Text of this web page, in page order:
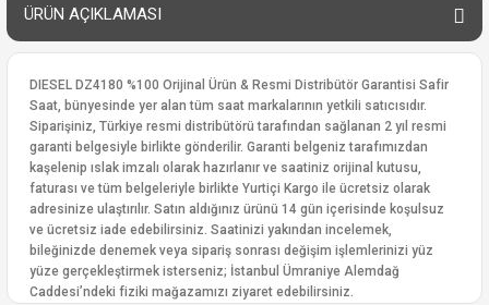
ÜRÜN AÇIKLAMASI
DIESEL DZ4180 %100 Orijinal Ürün & Resmi Distribütör Garantisi Safir
Saat, bünyesinde yer alan tüm saat markalarının yetkili satıcısıdır.
Siparişiniz, Türkiye resmi distribütörü tarafından sağlanan 2 yıl resmi
garanti belgesiyle birlikte gönderilir. Garanti belgeniz tarafımızdan
kaşelenip ıslak imzalı olarak hazırlanır ve saatiniz orijinal kutusu,
faturası ve tüm belgeleriyle birlikte Yurtiçi Kargo ile ücretsiz olarak
adresinize ulaştırılır. Satın aldığınız ürünü 14 gün içerisinde koşulsuz
ve ücretsiz iade edebilirsiniz. Saatinizi yakından incelemek,
bileğinizde denemek veya sipariş sonrası değişim işlemlerinizi yüz
yüze gerçekleştirmek isterseniz; İstanbul Ümraniye Alemdağ
Caddesi’ndeki fiziki mağazamızı ziyaret edebilirsiniz.